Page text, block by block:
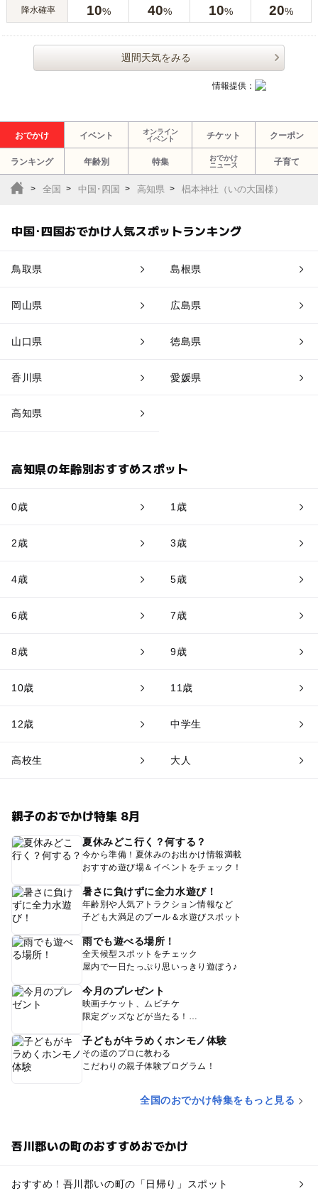
降水確率 10% 40% 10% 20%
週間天気をみる
情報提供：
おでかけ イベント
オンライン
イベント
チケット クーポン
ランキング 年齢別 特集
おでかけ
ニュース
子育て
全国 中国･四国 高知県 椙本神社（いの大国様）
中国･四国おでかけ人気スポットランキング
鳥取県 島根県
岡山県 広島県
山口県 徳島県
香川県 愛媛県
高知県
高知県の年齢別おすすめスポット
0歳 1歳
2歳 3歳
4歳 5歳
6歳 7歳
8歳 9歳
10歳 11歳
12歳 中学生
高校生 大人
親子のおでかけ特集 8月
夏休みどこ行く？何する？
今から準備！夏休みのお出かけ情報満載
おすすめ遊び場＆イベントをチェック！
暑さに負けずに全力水遊び！
年齢別や人気アトラクション情報など
子ども大満足のプール＆水遊びスポット
雨でも遊べる場所！
全天候型スポットをチェック
屋内で一日たっぷり思いっきり遊ぼう♪
今月のプレゼント
映画チケット、ムビチケ
限定グッズなどが当たる！
子どもがキラめくホンモノ体験
その道のプロに教わる
こだわりの親子体験プログラム！
全国のおでかけ特集をもっと見る
吾川郡いの町のおすすめおでかけ
おすすめ！吾川郡いの町の「日帰り」スポット